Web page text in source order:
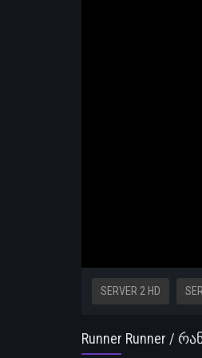
SERVER 2 HD
Runner Runner /